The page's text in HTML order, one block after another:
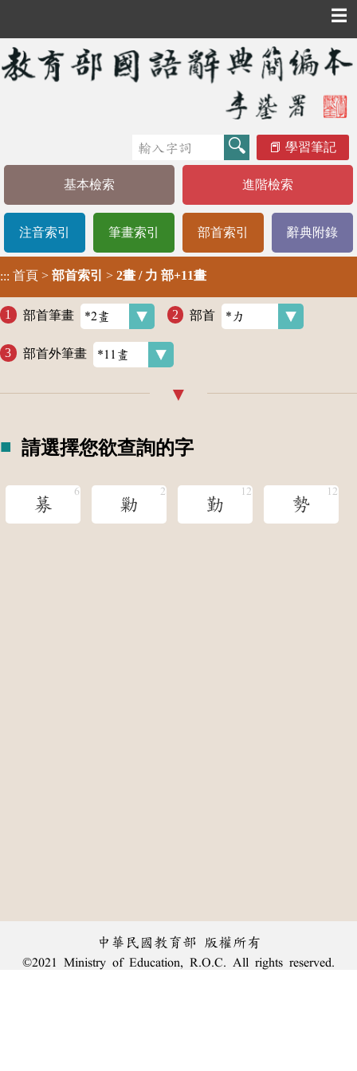
☰
學習筆記
基本檢索 進階檢索
注音索引 筆畫索引 部首索引 辭典附錄
::: 首頁 > 部首索引 > 2畫 / 力 部+11畫
部首筆畫 部首
部首外筆畫
請選擇您欲查詢的字
募 勦 勤 勢
中華民國教育部 版權所有
©2021 Ministry of Education, R.O.C. All rights reserved.